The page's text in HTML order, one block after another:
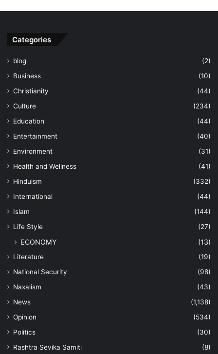
Categories
blog
(2)
Business
(10)
Christianity
(44)
Culture
(234)
Education
(44)
Entertainment
(40)
Environment
(31)
Health and Wellness
(41)
Hinduism
(332)
International
(44)
Islam
(144)
Life Style
(27)
ECONOMY (13)
Literature
(19)
National Security
(98)
Naxalism
(43)
News
(1,138)
Opinion
(534)
Politics
(30)
Rashtra Sevika Samiti
(8)